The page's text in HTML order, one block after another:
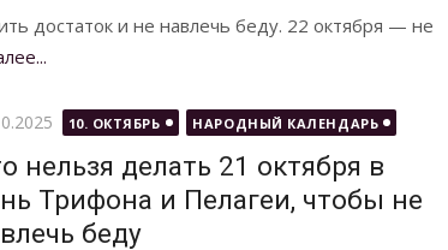
достаток и не навлечь беду. 22 октября — не
10. ОКТЯБРЬ НАРОДНЫЙ КАЛЕНДАРЬ
нельзя делать 21 октября в
Трифона и Пелагеи, чтобы не
беду